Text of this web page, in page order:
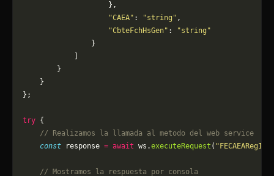
                    },
                    "CAEA"
: "string" ,
                    "CbteFchHsGen"
:
"string"
                }
        }
    }
};
try {
    // Realizamos la llamada al metodo del web service
    const
response = await ws.executeRequest (
    // Mostramos la respuesta por consola